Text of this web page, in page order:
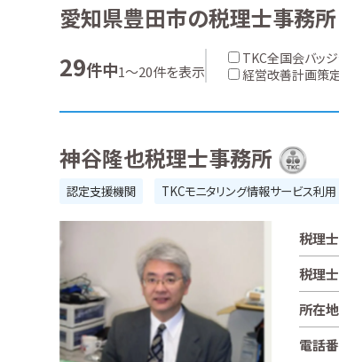
愛知県豊田市の税理士事務所
29件中1～20件を表示
TKC全国会バッ
経営改善計画策
神谷隆也税理士事務所
認定支援機関 TKCモニタリング情報サービス利用
税理
税理
所在地
電話